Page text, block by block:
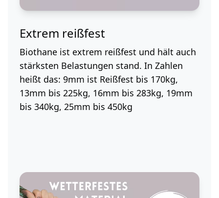
Extrem reißfest
Biothane ist extrem reißfest und hält auch
stärksten Belastungen stand. In Zahlen
heißt das: 9mm ist Reißfest bis 170kg,
13mm bis 225kg, 16mm bis 283kg, 19mm
bis 340kg, 25mm bis 450kg